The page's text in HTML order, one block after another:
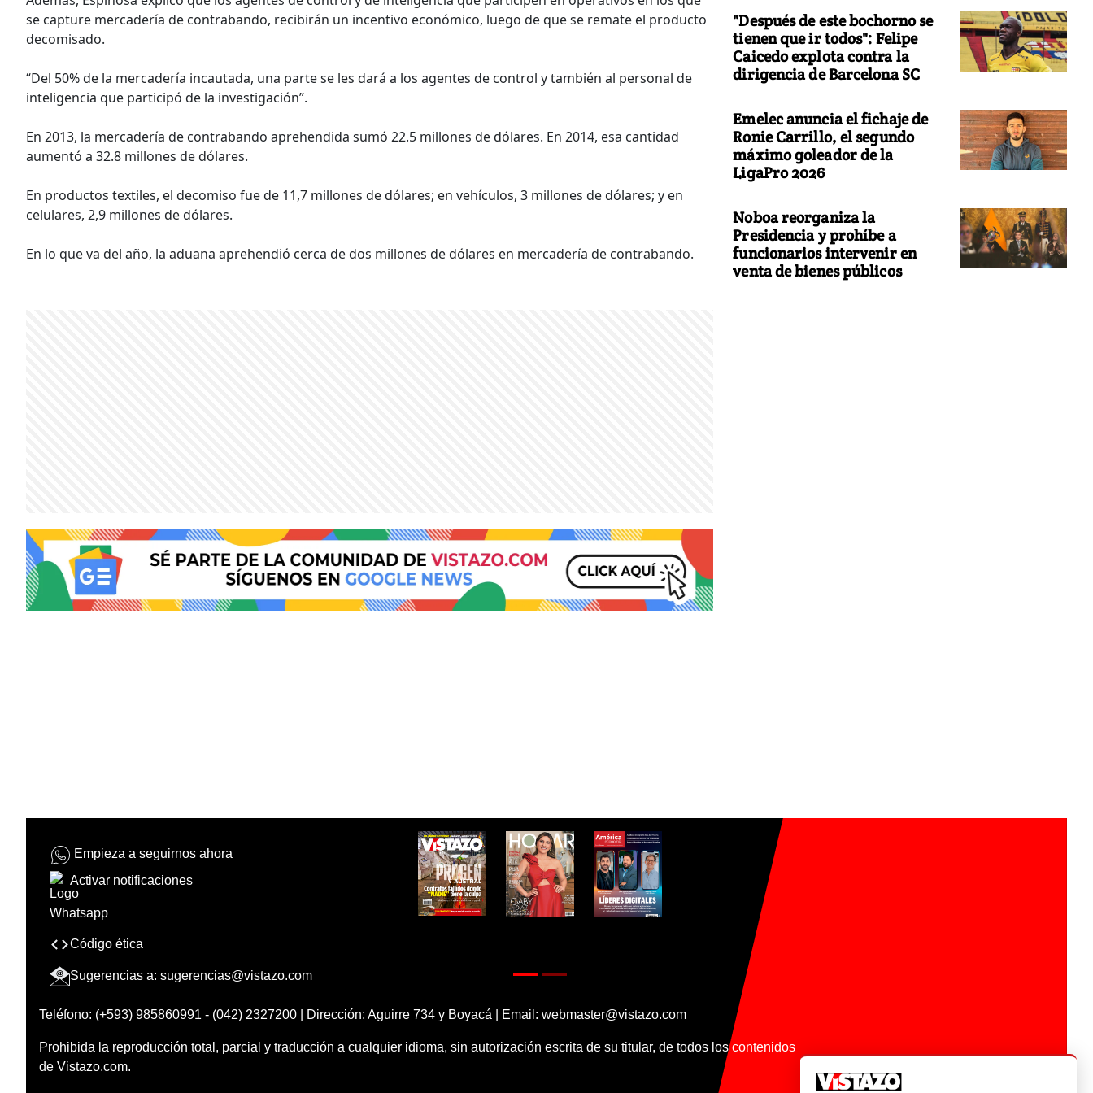
se capture mercadería de contrabando, recibirán un incentivo económico, luego de que se remate el producto
decomisado.
“Del 50% de la mercadería incautada, una parte se les dará a los agentes de control y también al personal de
inteligencia que participó de la investigación”.
En 2013, la mercadería de contrabando aprehendida sumó 22.5 millones de dólares. En 2014, esa cantidad
aumentó a 32.8 millones de dólares.
En productos textiles, el decomiso fue de 11,7 millones de dólares; en vehículos, 3 millones de dólares; y en
celulares, 2,9 millones de dólares.
En lo que va del año, la aduana aprehendió cerca de dos millones de dólares en mercadería de contrabando.
"Después de este bochorno se
tienen que ir todos": Felipe
Caicedo explota contra la
dirigencia de Barcelona SC
Emelec anuncia el fichaje de
Ronie Carrillo, el segundo
máximo goleador de la
LigaPro 2026
Noboa reorganiza la
Presidencia y prohíbe a
funcionarios intervenir en
venta de bienes públicos
Empieza a seguirnos ahora
Activar notificaciones
Código ética
Sugerencias a: sugerencias@vistazo.com
Teléfono: (+593) 985860991 - (042) 2327200 | Dirección: Aguirre 734 y Boyacá | Email: webmaster@vistazo.com
Prohibida la reproducción total, parcial y traducción a cualquier idioma, sin autorización escrita de su titular, de todos los contenidos
de Vistazo.com.